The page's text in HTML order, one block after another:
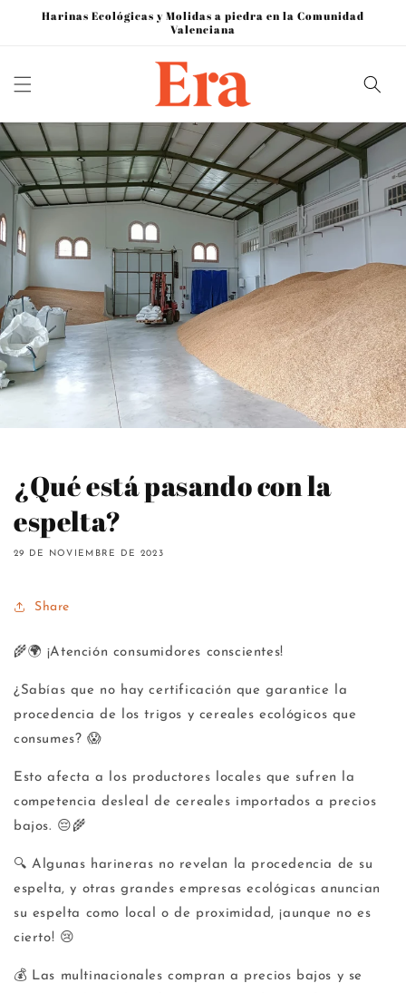
directamente
Harinas Ecológicas y Molidas a piedra en la Comunidad
Valenciana
¿Qué está pasando con la
espelta?
29 DE NOVIEMBRE DE 2023
Share
🌾🌍 ¡Atención consumidores conscientes!
¿Sabías que no hay certificación que garantice la
procedencia de los trigos y cereales ecológicos que
consumes? 😱
Esto afecta a los productores locales que sufren la
competencia desleal de cereales importados a precios
bajos. 😔🌾
🔍 Algunas harineras no revelan la procedencia de su
espelta, y otras grandes empresas ecológicas anuncian
su espelta como local o de proximidad, ¡aunque no es
cierto! 😢
💰 Las multinacionales compran a precios bajos y se